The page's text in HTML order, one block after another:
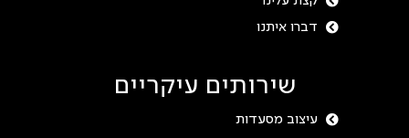
דברו איתנו
שירותים עיקריים
עיצוב מסעדות